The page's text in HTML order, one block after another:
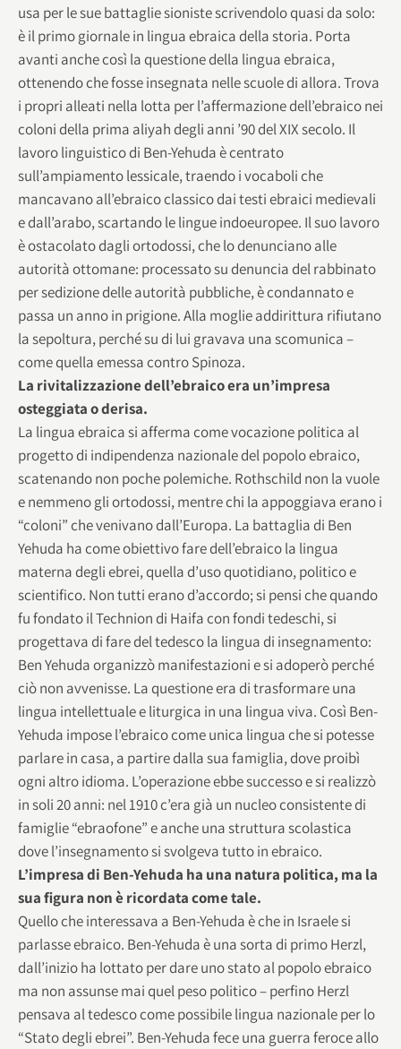
usa per le sue battaglie sioniste scrivendolo quasi da solo:
è il primo giornale in lingua ebraica della storia. Porta
avanti anche così la questione della lingua ebraica,
ottenendo che fosse insegnata nelle scuole di allora. Trova
i propri alleati nella lotta per l’affermazione dell’ebraico nei
coloni della prima aliyah degli anni ’90 del XIX secolo. Il
lavoro linguistico di Ben-Yehuda è centrato
sull’ampiamento lessicale, traendo i vocaboli che
mancavano all’ebraico classico dai testi ebraici medievali
e dall’arabo, scartando le lingue indoeuropee. Il suo lavoro
è ostacolato dagli ortodossi, che lo denunciano alle
autorità ottomane: processato su denuncia del rabbinato
per sedizione delle autorità pubbliche, è condannato e
passa un anno in prigione. Alla moglie addirittura rifiutano
la sepoltura, perché su di lui gravava una scomunica –
come quella emessa contro Spinoza.
La rivitalizzazione dell’ebraico era un’impresa
osteggiata o derisa.
La lingua ebraica si afferma come vocazione politica al
progetto di indipendenza nazionale del popolo ebraico,
scatenando non poche polemiche. Rothschild non la vuole
e nemmeno gli ortodossi, mentre chi la appoggiava erano i
“coloni” che venivano dall’Europa. La battaglia di Ben
Yehuda ha come obiettivo fare dell’ebraico la lingua
materna degli ebrei, quella d’uso quotidiano, politico e
scientifico. Non tutti erano d’accordo; si pensi che quando
fu fondato il Technion di Haifa con fondi tedeschi, si
progettava di fare del tedesco la lingua di insegnamento:
Ben Yehuda organizzò manifestazioni e si adoperò perché
ciò non avvenisse. La questione era di trasformare una
lingua intellettuale e liturgica in una lingua viva. Così Ben-
Yehuda impose l’ebraico come unica lingua che si potesse
parlare in casa, a partire dalla sua famiglia, dove proibì
ogni altro idioma. L’operazione ebbe successo e si realizzò
in soli 20 anni: nel 1910 c’era già un nucleo consistente di
famiglie “ebraofone” e anche una struttura scolastica
dove l’insegnamento si svolgeva tutto in ebraico.
L’impresa di Ben-Yehuda ha una natura politica, ma la
sua figura non è ricordata come tale.
Quello che interessava a Ben-Yehuda è che in Israele si
parlasse ebraico. Ben-Yehuda è una sorta di primo Herzl,
dall’inizio ha lottato per dare uno stato al popolo ebraico
ma non assunse mai quel peso politico – perfino Herzl
pensava al tedesco come possibile lingua nazionale per lo
“Stato degli ebrei”. Ben-Yehuda fece una guerra feroce allo